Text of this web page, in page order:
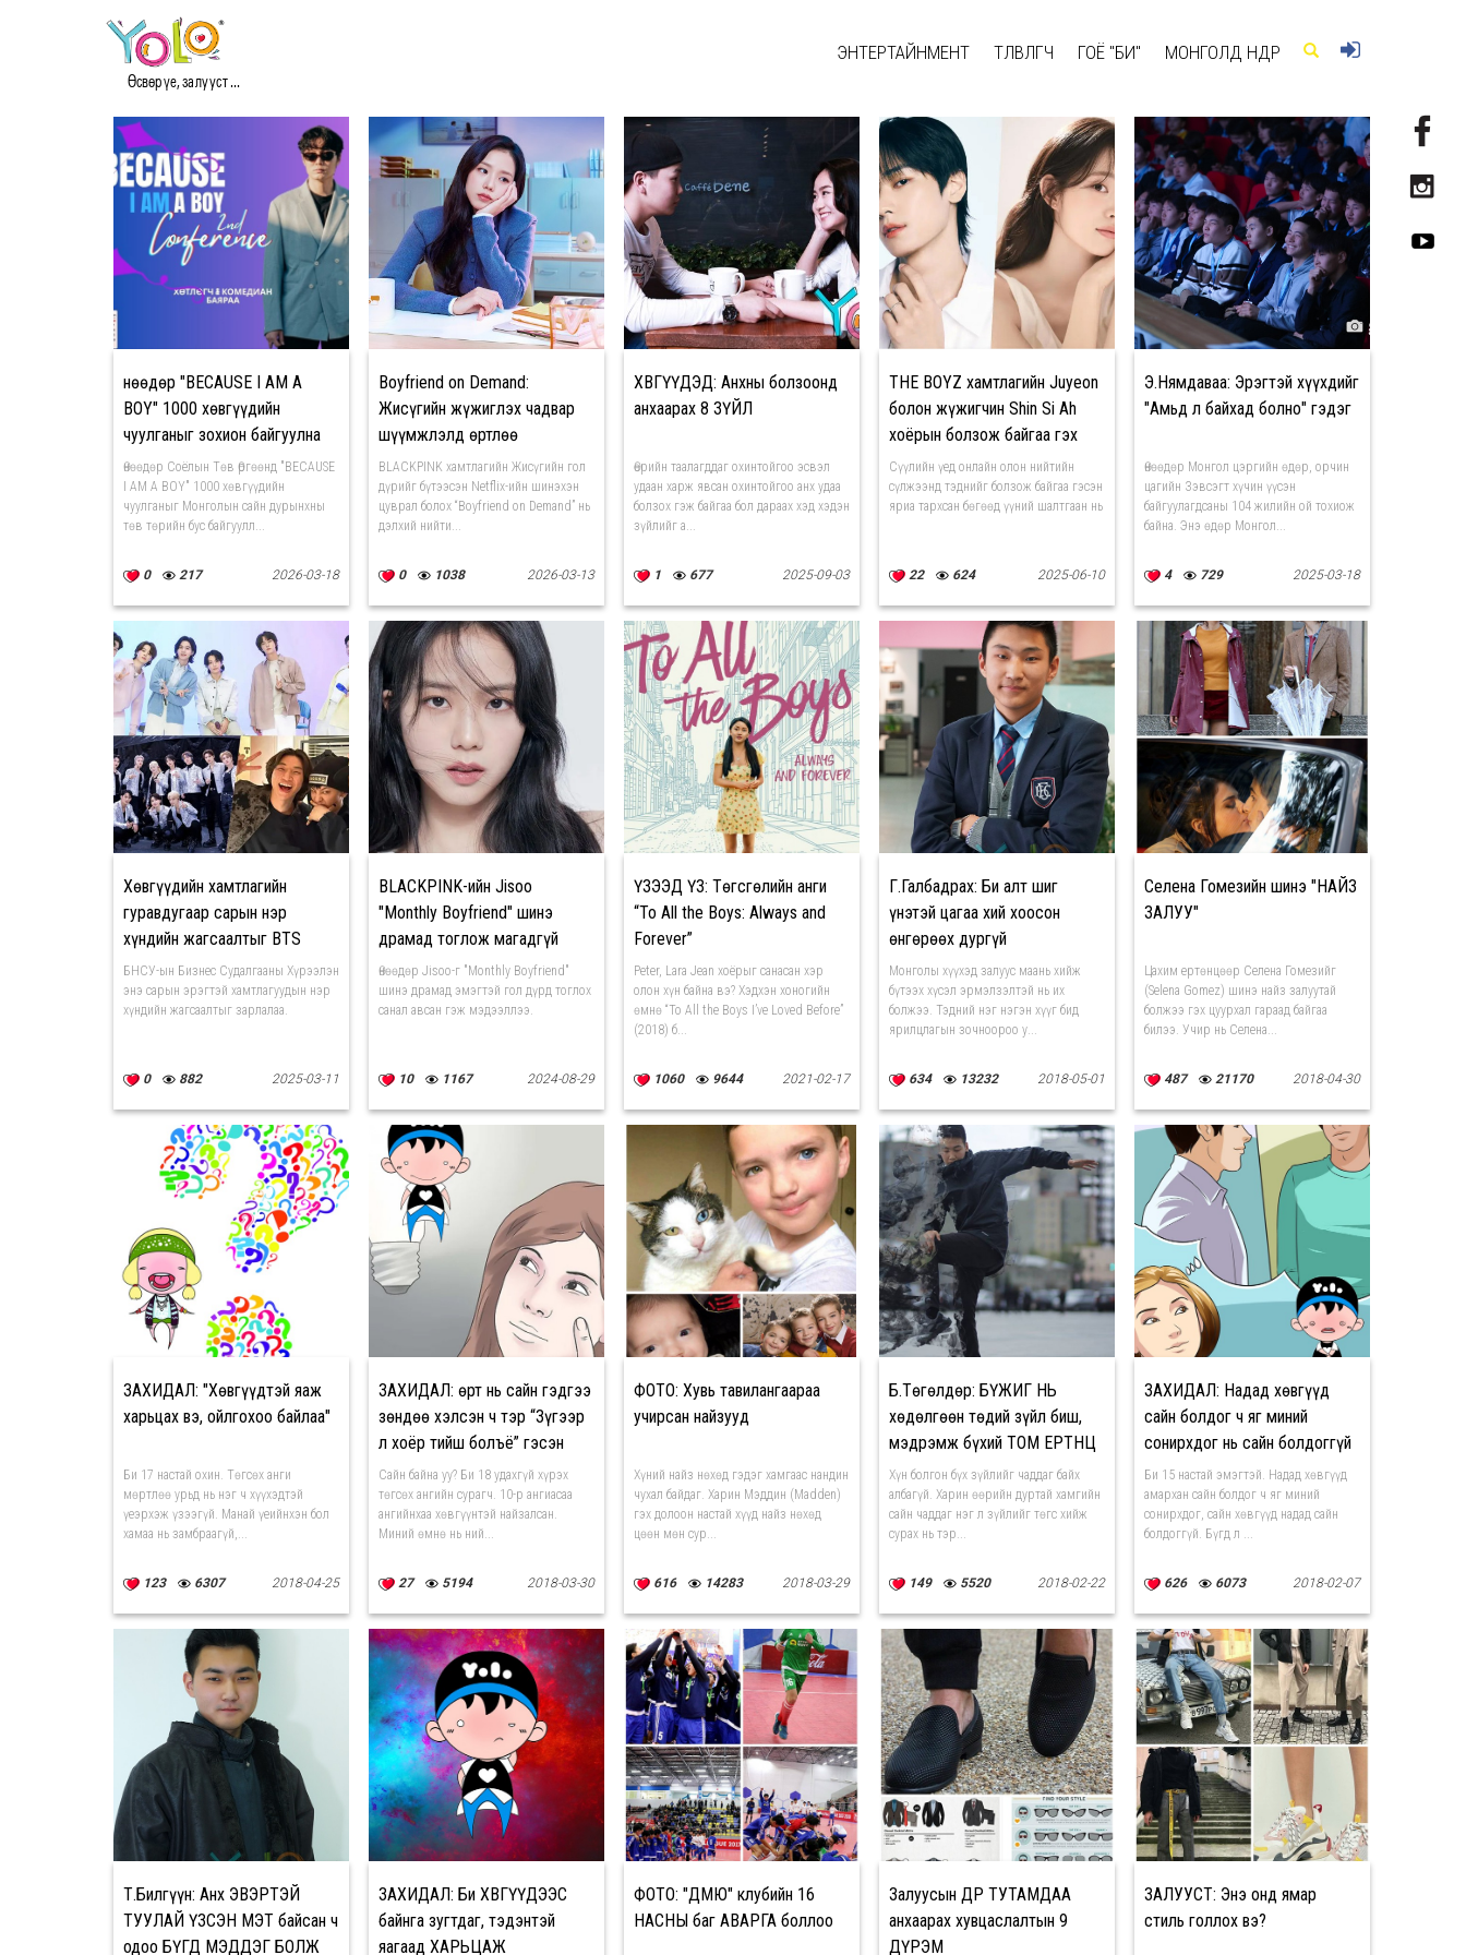
Өсвөр үе, залууст ...
ЭНТЕРТАЙНМЕНТ ТӨЛӨВЛӨГЧ ГОЁ "БИ" МОНГОЛД ӨНӨӨДӨР
#BOY МЭДЭЭ
Өнөөдөр "BECAUSE I AM A
BOY" 1000 хөвгүүдийн
чуулганыг зохион байгуулна
Өнөөдөр Соёлын Төв Өргөөнд "BECAUSE
I AM A BOY" 1000 хөвгүүдийн
чуулганыг Монголын сайн дурынхны
төв төрийн бус байгуулл...
0 217 2026-03-18
Boyfriend on Demand:
Жисүгийн жүжиглэх чадвар
шүүмжлэлд өртлөө
BLACKPINK хамтлагийн Жисүгийн гол
дүрийг бүтээсэн Netflix-ийн шинэхэн
цуврал болох “Boyfriend on Demand” нь
дэлхий нийти...
0 1038 2026-03-13
ХӨВГҮҮДЭД: Анхны болзоонд
анхаарах 8 ЗҮЙЛ
Өөрийн таалагддаг охинтойгоо эсвэл
удаан харж явсан охинтойгоо анх удаа
болзох гэж байгаа бол дараах хэд хэдэн
зүйлийг а...
1 677 2025-09-03
THE BOYZ хамтлагийн Juyeon
болон жүжигчин Shin Si Ah
хоёрын болзож байгаа гэх
цуурхлыг үгүйсгэлээ
Сүүлийн үед онлайн олон нийтийн
сүлжээнд тэднийг болзож байгаа гэсэн
яриа тархсан бөгөөд үүний шалтгаан нь
22 624 2025-06-10
Э.Нямдаваа: Эрэгтэй хүүхдийг
"Амьд л байхад болно" гэдэг
Өнөөдөр Монгол цэргийн өдөр, орчин
цагийн Зэвсэгт хүчин үүсэн
байгуулагдсаны 104 жилийн ой тохиож
байна. Энэ өдөр Монгол...
4 729 2025-03-18
Хөвгүүдийн хамтлагийн
гуравдугаар сарын нэр
хүндийн жагсаалтыг BTS
тэргүүллээ
БНСУ-ын Бизнес Судалгааны Хүрээлэн
энэ сарын эрэгтэй хамтлагуудын нэр
хүндийн жагсаалтыг зарлалаа.
0 882 2025-03-11
BLACKPINK-ийн Jisoo
"Monthly Boyfriend" шинэ
драмад тоглож магадгүй
Өнөөдөр Jisoo-г "Monthly Boyfriend"
шинэ драмад эмэгтэй гол дүрд тоглох
санал авсан гэж мэдээллээ.
10 1167 2024-08-29
ҮЗЭЭД ҮЗ: Төгсгөлийн анги
“To All the Boys: Always and
Forever”
Peter, Lara Jean хоёрыг санасан хэр
олон хүн байна вэ? Хэдхэн хоногийн
өмнө “To All the Boys I’ve Loved Before”
(2018) б...
1060 9644 2021-02-17
Г.Галбадрах: Би алт шиг
үнэтэй цагаа хий хоосон
өнгөрөөх дургүй
Монголы хүүхэд залуус маань хийж
бүтээх хүсэл эрмэлзэлтэй нь их
болжээ. Тэдний нэг нэгэн хүүг бид
ярилцлагын зочноороо у...
634 13232 2018-05-01
Селена Гомезийн шинэ "НАЙЗ
ЗАЛУУ"
Цахим ертөнцөөр Селена Гомезийг
(Selena Gomez) шинэ найз залуутай
болжээ гэх цуурхал гараад байгаа
билээ. Учир нь Селена...
487 21170 2018-04-30
ЗАХИДАЛ: "Хөвгүүдтэй яаж
харьцах вэ, ойлгохоо байлаа"
Би 17 настай охин. Төгсөх анги
мөртлөө урьд нь нэг ч хүүхэдтэй
үеэрхэж үзээгүй. Манай үеийнхэн бол
хамаа нь замбраагүй,...
123 6307 2018-04-25
ЗАХИДАЛ: Өөрт нь сайн гэдгээ
зөндөө хэлсэн ч тэр “Зүгээр
л хоёр тийш болъё” гэсэн
Сайн байна уу? Би 18 удахгүй хүрэх
төгсөх ангийн сурагч. 10-р ангиасаа
ангийнхаа хөвгүүнтэй найзалсан.
Миний өмнө нь ний...
27 5194 2018-03-30
ФОТО: Хувь тавилангаараа
учирсан найзууд
Хүний найз нөхөд гэдэг хамгаас нандин
чухал байдаг. Харин Мэддин (Madden)
гэх долоон настай хүүд найз нөхөд
цөөн мөн сур...
616 14283 2018-03-29
Б.Төгөлдөр: БҮЖИГ НЬ
хөдөлгөөн төдий зүйл биш,
мэдрэмж бүхий ТОМ ЕРТӨНЦ
юм
Хүн болгон бүх зүйлийг чаддаг байх
албагүй. Харин өөрийн дуртай хамгийн
сайн чаддаг нэг л зүйлийг төгс хийж
сурах нь тэр...
149 5520 2018-02-22
ЗАХИДАЛ: Надад хөвгүүд
сайн болдог ч яг миний
сонирхдог нь сайн болдоггүй
Би 15 настай эмэгтэй. Надад хөвгүүд
амархан сайн болдог ч яг миний
сонирхдог, сайн хөвгүүд надад сайн
болдоггүй. Бүгд л ...
626 6073 2018-02-07
Т.Билгүүн: Анх ЭВЭРТЭЙ
ТУУЛАЙ ҮЗСЭН МЭТ байсан ч
одоо БҮГД МЭДДЭГ БОЛЖ
ЗАХИДАЛ: Би ХӨВГҮҮДЭЭС
байнга зугтдаг, тэдэнтэй
яагаад ХАРЬЦАЖ
ФОТО: "ДМЮ" клубийн 16
НАСНЫ баг АВАРГА боллоо
Залуусын ӨДӨР ТУТАМДАА
анхаарах хувцаслалтын 9
ДҮРЭМ
ЗАЛУУСТ: Энэ онд ямар
стиль голлох вэ?